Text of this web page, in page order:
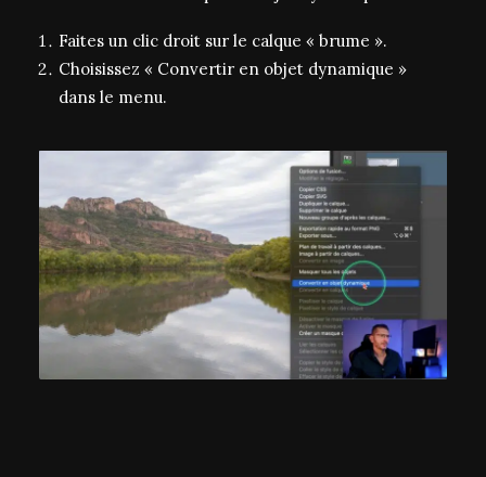
Faites un clic droit sur le calque « brume ».
Choisissez « Convertir en objet dynamique »
dans le menu.